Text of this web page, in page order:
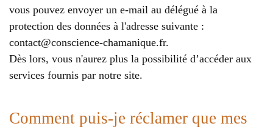
vous pouvez envoyer un e-mail au délégué à la
protection des données à l'adresse suivante :
contact@conscience-chamanique.fr.
Dès lors, vous n'aurez plus la possibilité d’accéder aux
services fournis par notre site.
Comment puis-je réclamer que mes